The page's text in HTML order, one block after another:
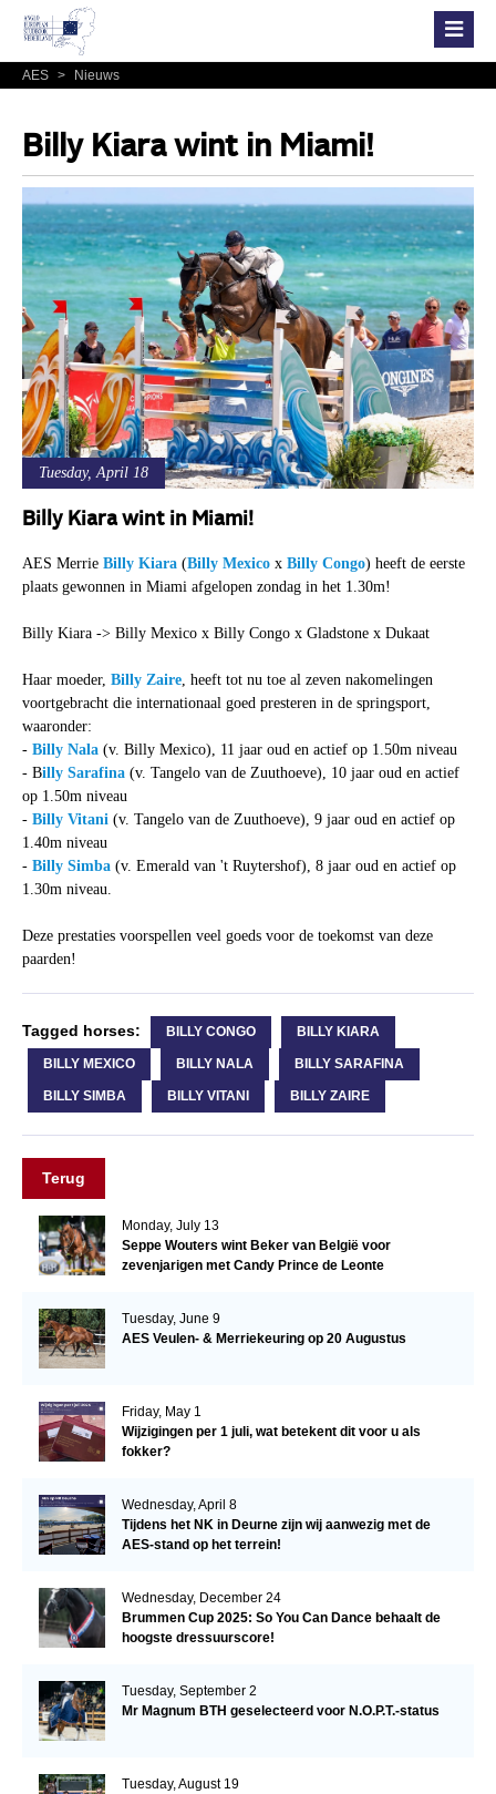
AES > Nieuws
Billy Kiara wint in Miami!
Tuesday, April 18
Billy Kiara wint in Miami!
AES MerrieBilly Kiara(Billy Mexicox Billy Congo) heeft de eerste
plaats gewonnen in Miami afgelopen zondag in het 1.30m!
Billy Kiara -> Billy Mexico x Billy Congo x Gladstone x Dukaat
Haar moeder, Billy Zaire, heeft tot nu toe al zeven nakomelingen
voortgebracht die internationaal goed presteren in de springsport,
waaronder:
- Billy Nala(v. Billy Mexico), 11 jaar oud en actief op 1.50m niveau
- Billy Sarafina(v. Tangelo van de Zuuthoeve), 10 jaar oud en actief
op 1.50m niveau
- Billy Vitani (v. Tangelo van de Zuuthoeve), 9 jaar oud en actief op
1.40m niveau
- Billy Simba(v. Emerald van 't Ruytershof), 8 jaar oud en actief op
1.30m niveau.
Deze prestaties voorspellen veel goeds voor de toekomst van deze
paarden!
Tagged horses: BILLY CONGO BILLY KIARA
BILLY MEXICO BILLY NALA BILLY SARAFINA
BILLY SIMBA BILLY VITANI BILLY ZAIRE
Terug
Monday, July 13
Seppe Wouters wint Beker van België voor
zevenjarigen met Candy Prince de Leonte
Tuesday, June 9
AES Veulen- & Merriekeuring op 20 Augustus
Friday, May 1
Wijzigingen per 1 juli, wat betekent dit voor u als
fokker?
Wednesday, April 8
Tijdens het NK in Deurne zijn wij aanwezig met de
AES-stand op het terrein!
Wednesday, December 24
Brummen Cup 2025: So You Can Dance behaalt de
hoogste dressuurscore!
Tuesday, September 2
Mr Magnum BTH geselecteerd voor N.O.P.T.-status
Tuesday, August 19